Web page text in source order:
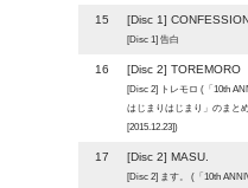
15 [Disc 1] CONFESSION
[Disc 1] 告白
16 [Disc 2] TOREMORO
[Disc 2] トレモロ (「10th
はじまりはじまり」のまと
[2015.12.23])
17 [Disc 2] MASU.
[Disc 2] ます。 (「10th